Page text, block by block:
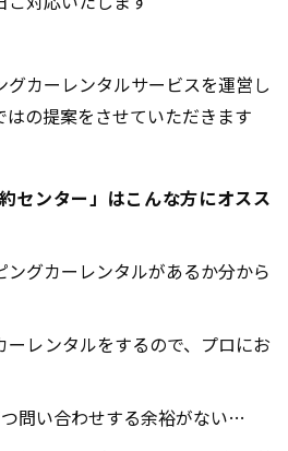
グカーレンタルサービスを運営し
の提案をさせていただきます
センター」はこんな方にオスス
ングカーレンタルがあるか分から
ーレンタルをするので、プロにお
問い合わせする余裕がない…